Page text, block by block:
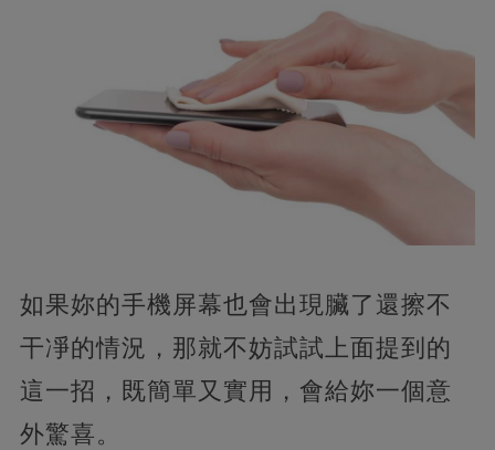
如果妳的手機屏幕也會出現臟了還擦不
干凈的情況，那就不妨試試上面提到的
這一招，既簡單又實用，會給妳一個意
外驚喜。